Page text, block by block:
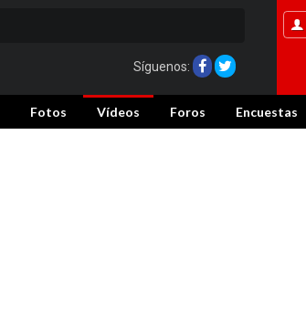
Síguenos:
Fotos Vídeos Foros Encuestas